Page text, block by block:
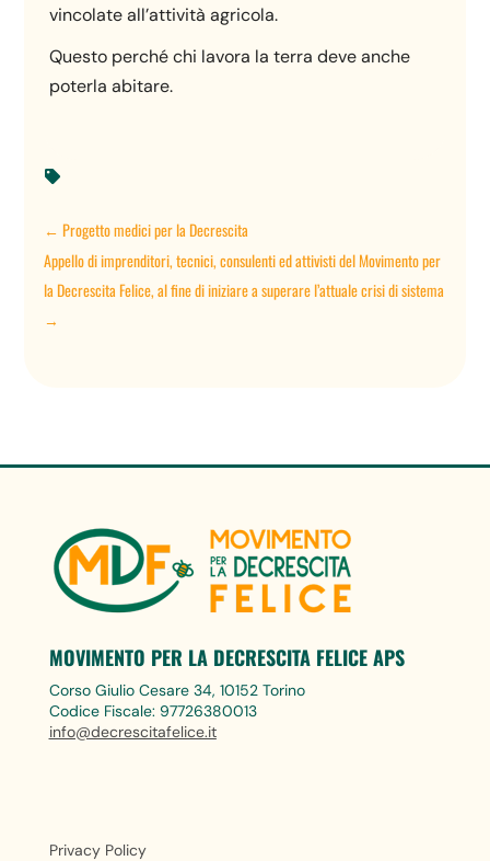
vincolate all’attività agricola.
Questo perché chi lavora la terra deve anche
poterla abitare.

←Progetto medici per la Decrescita
Appello di imprenditori, tecnici, consulenti ed attivisti del Movimento per
la Decrescita Felice, al fine di iniziare a superare l’attuale crisi di sistema
→
MOVIMENTO PER LA DECRESCITA FELICE APS
Corso Giulio Cesare 34, 10152 Torino
Codice Fiscale: 97726380013
info@decrescitafelice.it
Privacy Policy